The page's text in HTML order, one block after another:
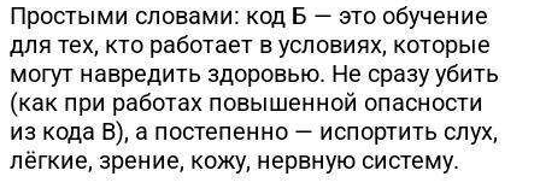
Простыми словами: код Б — это обучение
для тех, кто работает в условиях, которые
могут навредить здоровью. Не сразу убить
(как при работах повышенной опасности
из кода В), а постепенно — испортить слух,
лёгкие, зрение, кожу, нервную систему.